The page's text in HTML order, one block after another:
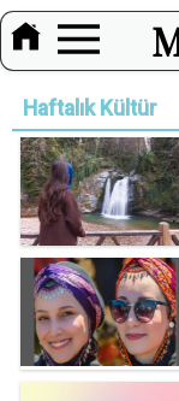
Haftalık Kültür